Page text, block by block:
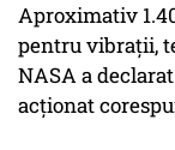
Aproximativ
pentru vibrații,
NASA a
acționat